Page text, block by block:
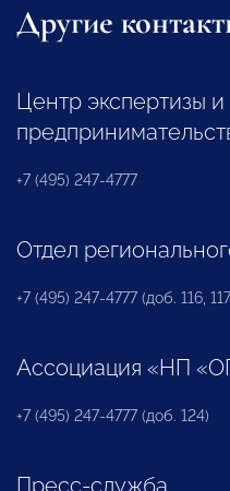
Другие
Центр экспертизы
+7 (495) 247-4777
Отдел
+7 (495) 247-4777 (доб. 116,
Ассоциация «НП
+7 (495) 247-4777 (доб. 124)
Пресс-служба